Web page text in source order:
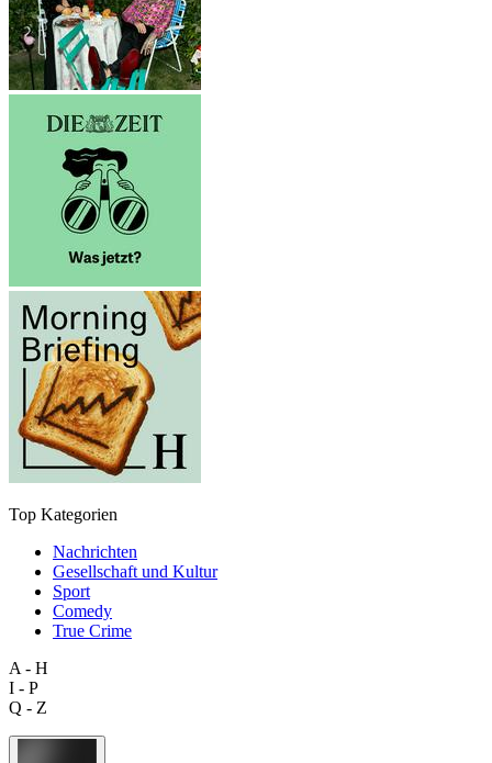
Top Kategorien
Nachrichten
Gesellschaft und Kultur
Sport
Comedy
True Crime
A - H
I - P
Q - Z